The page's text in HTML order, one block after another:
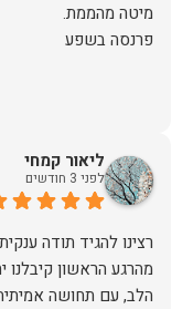
פרנסה בשפע
ליאור קמחי
לפני 3 חודשים
מהרגע הראשון קיבלנו
הלב, עם תחושה